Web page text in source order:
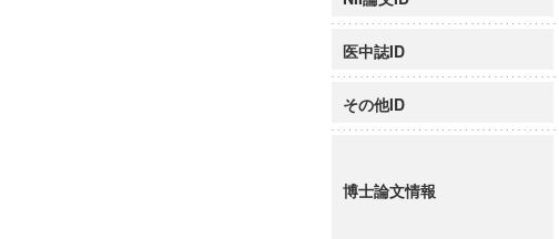
医中誌ID
その他ID
博士論文情報